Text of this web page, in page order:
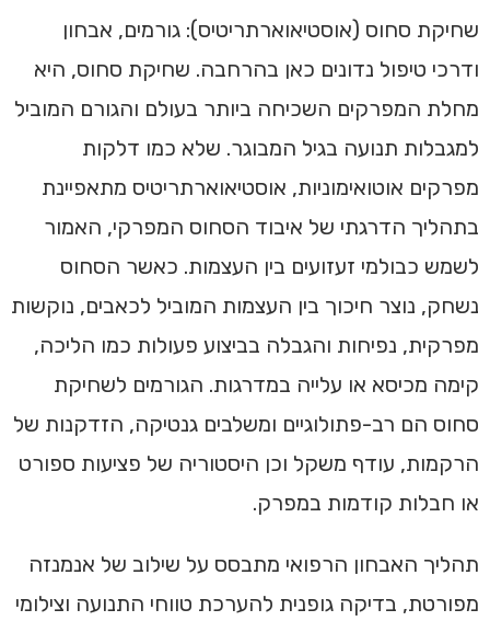
שחיקת סחוס (אוסטיאוארתריטיס): גורמים, אבחון
ודרכי טיפול נדונים כאן בהרחבה. שחיקת סחוס, היא
מחלת המפרקים השכיחה ביותר בעולם והגורם המוביל
למגבלות תנועה בגיל המבוגר. שלא כמו דלקות
מפרקים אוטואימוניות, אוסטיאוארתריטיס מתאפיינת
בתהליך הדרגתי של איבוד הסחוס המפרקי, האמור
לשמש כבולמי זעזועים בין העצמות. כאשר הסחוס
נשחק, נוצר חיכוך בין העצמות המוביל לכאבים, נוקשות
מפרקית, נפיחות והגבלה בביצוע פעולות כמו הליכה,
קימה מכיסא או עלייה במדרגות. הגורמים לשחיקת
סחוס הם רב-פתולוגיים ומשלבים גנטיקה, הזדקנות של
הרקמות, עודף משקל וכן היסטוריה של פציעות ספורט
או חבלות קודמות במפרק.
תהליך האבחון הרפואי מתבסס על שילוב של אנמנזה
מפורטת, בדיקה גופנית להערכת טווחי התנועה וצילומי